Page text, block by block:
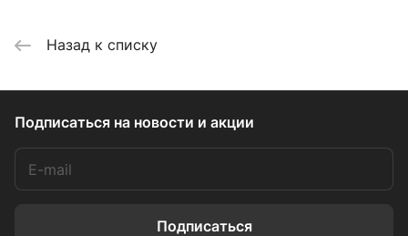
Назад к списку
Подписаться на новости и акции
Подписаться